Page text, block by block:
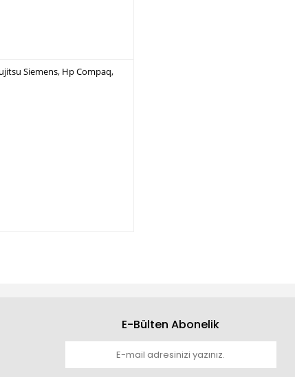
Siemens, Hp Compaq,
E-Bülten Abonelik